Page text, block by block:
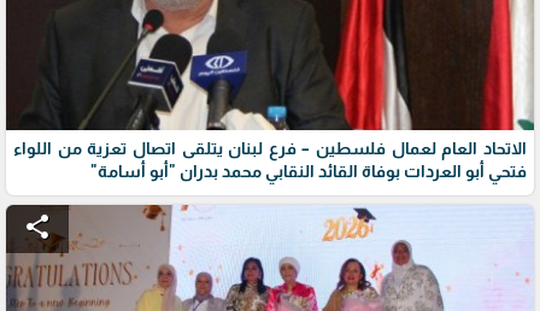
الاتحاد العام لعمال فلسطين – فرع لبنان يتلقى اتصال تعزية من اللواء
فتحي أبو العردات بوفاة القائد النقابي محمد بدران "أبو أسامة"
share